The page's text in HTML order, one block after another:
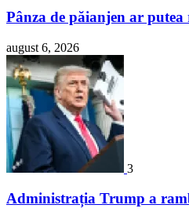
Pânza de păianjen ar
august 6, 2026
3
Administrația Trump a